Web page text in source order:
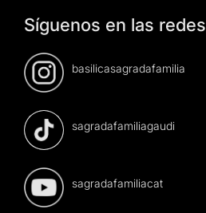
Síguenos en las redes
basilicasagradafamilia
sagradafamiliagaudi
sagradafamiliacat